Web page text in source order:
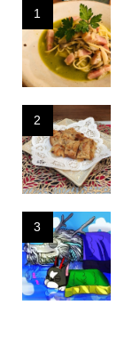
1
2
3